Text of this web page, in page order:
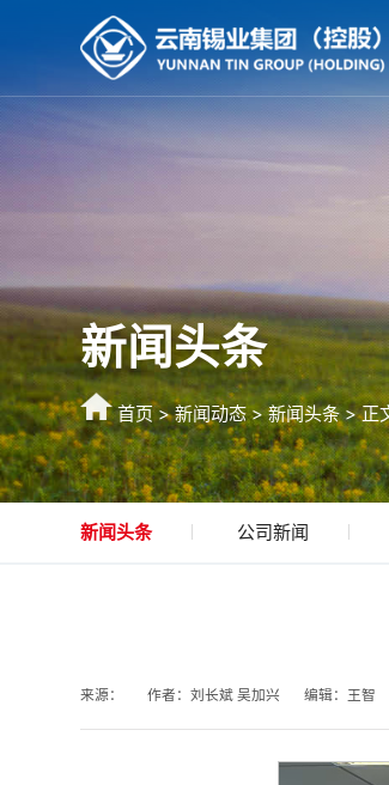
新闻头条
首页>新闻动态>新闻头条> 正
新闻头条 公司新闻
来源： 作者：刘长斌 吴加兴 编辑：王智